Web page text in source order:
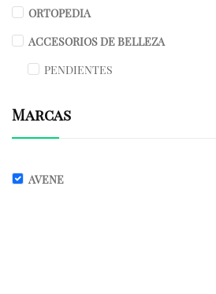
ORTOPEDIA
ACCESORIOS DE BELLEZA
PENDIENTES
Marcas
AVENE